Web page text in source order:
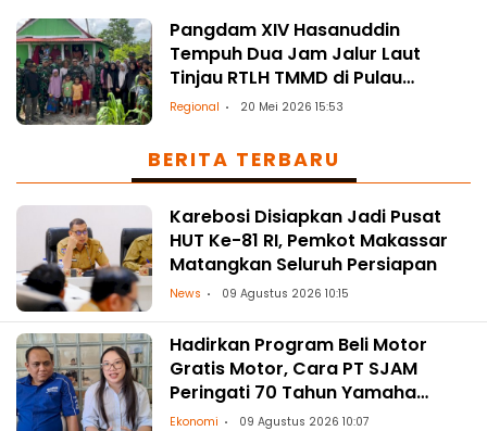
Pangdam XIV Hasanuddin
Tempuh Dua Jam Jalur Laut
Tinjau RTLH TMMD di Pulau
Gusung
Regional 20 Mei 2026 15:53
BERITA TERBARU
Karebosi Disiapkan Jadi Pusat
HUT Ke-81 RI, Pemkot Makassar
Matangkan Seluruh Persiapan
News 09 Agustus 2026 10:15
Hadirkan Program Beli Motor
Gratis Motor, Cara PT SJAM
Peringati 70 Tahun Yamaha
Indonesia dan HUT RI ke-81
Ekonomi 09 Agustus 2026 10:07